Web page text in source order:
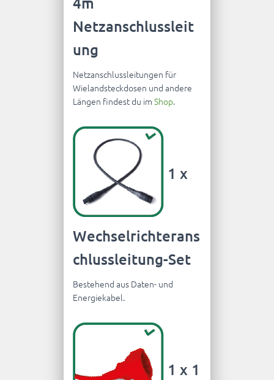
Netzanschlussleit
ung
Netzanschlussleitungen für
Wielandsteckdosen und andere
Längen findest du im Shop.
1 x
Wechselrichterans
chlussleitung-Set
Bestehend aus Daten- und
Energiekabel.
1 x 1